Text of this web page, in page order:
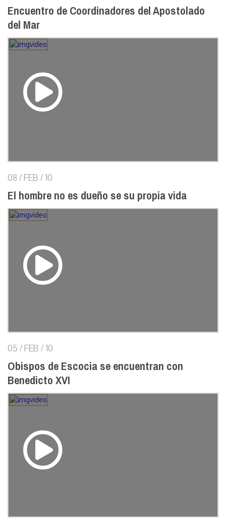
Encuentro de Coordinadores del Apostolado
del Mar
08 / FEB / 10
El hombre no es dueño se su propia vida
05 / FEB / 10
Obispos de Escocia se encuentran con
Benedicto XVI